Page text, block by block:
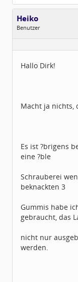
Heiko
Benutzer
Alter:
66
Dabei seit:
Hallo Dirk!
Macht ja nichts,
Es ist ?brigens
eine ?ble
Schrauberei
beknackten 3
Gummis habe
gebraucht, das
nicht nur
werden.